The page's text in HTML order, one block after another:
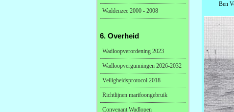
Ben
Waddenzee 2000 - 2008
6. Overheid
Wadloopverordening 2023
Wadloopvergunningen 2026-2032
Veiligheidsprotocol 2018
Richtlijnen marifoongebruik
Convenant Wadlopen